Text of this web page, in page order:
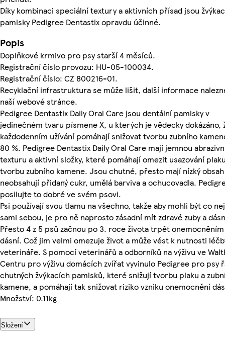
Díky kombinaci speciální textury a aktivních přísad jsou
pamlsky Pedigree Dentastix opravdu účinné.
Popis
Doplňkové krmivo pro psy starší 4 měsíců.
Registrační číslo provozu: HU-05-100034.
Registrační číslo: CZ 800216-01.
Recyklační infrastruktura se může lišit, další informace
naší webové stránce.
Pedigree Dentastix Daily Oral Care jsou dentální pamlsky v
jedinečném tvaru písmene X, u kterých je vědecky dokázáno,
každodenním užívání pomáhají snižovat tvorbu zubního
80 %. Pedigree Dentastix Daily Oral Care mají jemnou
texturu a aktivní složky, které pomáhají omezit usazování
tvorbu zubního kamene. Jsou chutné, přesto mají nízký
neobsahují přidaný cukr, umělá barviva a ochucovadla.
posilujte to dobré ve svém psovi.
Psi používají svou tlamu na všechno, takže aby mohli být co
sami sebou, je pro ně naprosto zásadní mít zdravé zuby a
Přesto 4 z 5 psů začnou po 3. roce života trpět onemocněním
dásní. Což jim velmi omezuje život a může vést k nutnosti
veterináře. S pomocí veterinářů a odborníků na výživu ve
Centru pro výživu domácích zvířat vyvinulo Pedigree pro psy
chutných žvýkacích pamlsků, které snižují tvorbu plaku a
kamene, a pomáhají tak snižovat riziko vzniku onemocnění
Množství: 0.11kg
Složení